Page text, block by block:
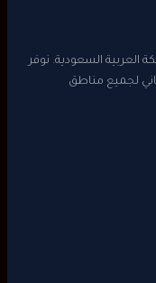
العربية السعودية. نوفر
لجميع مناطق